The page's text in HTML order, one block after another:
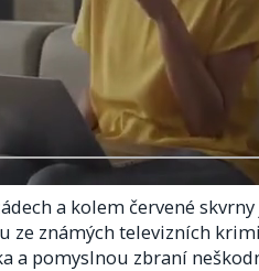
a kolem červené skvrny
ze známých televizních
a pomyslnou zbraní